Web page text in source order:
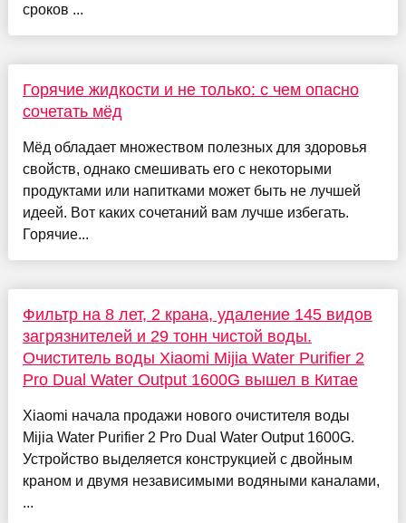
сроков ...
Горячие жидкости и не только: с чем опасно
сочетать мёд
Мёд обладает множеством полезных для здоровья
свойств, однако смешивать его с некоторыми
продуктами или напитками может быть не лучшей
идеей. Вот каких сочетаний вам лучше избегать.
Горячие...
Фильтр на 8 лет, 2 крана, удаление 145 видов
загрязнителей и 29 тонн чистой воды.
Очиститель воды Xiaomi Mijia Water Purifier 2
Pro Dual Water Output 1600G вышел в Китае
Xiaomi начала продажи нового очистителя воды
Mijia Water Purifier 2 Pro Dual Water Output 1600G.
Устройство выделяется конструкцией с двойным
краном и двумя независимыми водяными каналами,
...